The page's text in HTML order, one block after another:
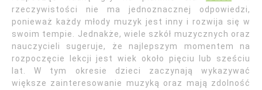
rzeczywistości nie ma jednoznacznej odpowiedzi,
ponieważ każdy młody muzyk jest inny i rozwija się w
swoim tempie. Jednakże, wiele szkół muzycznych oraz
nauczycieli sugeruje, że najlepszym momentem na
rozpoczęcie lekcji jest wiek około pięciu lub sześciu
lat. W tym okresie dzieci zaczynają wykazywać
większe zainteresowanie muzyką oraz mają zdolność